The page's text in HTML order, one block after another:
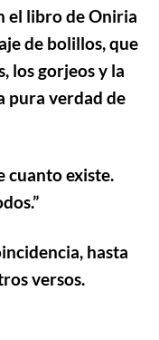
el libro de Oniria
de bolillos, que
los gorjeos y la
pura verdad de
cuanto existe.
hasta
versos.